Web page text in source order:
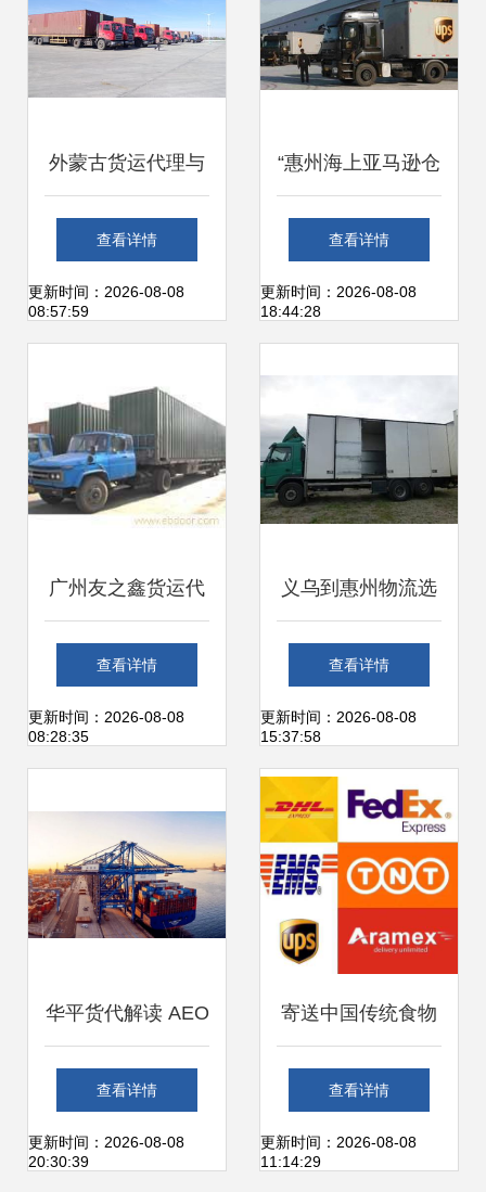
外蒙古货运代理与
报关报检全攻略
——打破贸易壁垒
查看详情
更新时间：2026-08-08
08:57:59
“惠州海上亚马逊仓
储无缝货代B/O类
规范成本查解 ”
查看详情
更新时间：2026-08-08
18:44:28
广州友之鑫货运代
理 专业宠物狗狗空
运托运服务详解
查看详情
更新时间：2026-08-08
08:28:35
义乌到惠州物流选
择全攻略 如何找到
靠谱的货运代理
查看详情
更新时间：2026-08-08
15:37:58
华平货代解读 AEO
国际互认如何改变
全球货运格局
查看详情
更新时间：2026-08-08
20:30:39
寄送中国传统食物
到美国的指南与物
流解答
查看详情
更新时间：2026-08-08
11:14:29